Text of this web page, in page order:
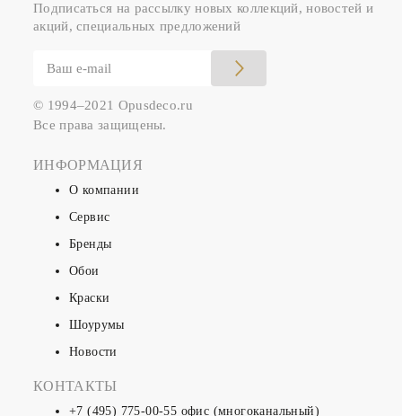
Подписаться на рассылку новых коллекций, новостей и
акций, специальных предложений
© 1994–2021 Opusdeco.ru
Все права защищены.
ИНФОРМАЦИЯ
О компании
Сервис
Бренды
Обои
Краски
Шоурумы
Новости
КОНТАКТЫ
+7 (495) 775-00-55 офис (многоканальный)